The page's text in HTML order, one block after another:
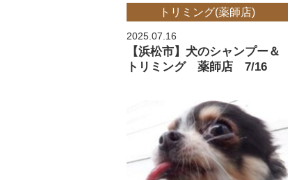
トリミング(薬師店)
2025.07.16
【浜松市】犬のシャンプー＆
トリミング 薬師店 7/16